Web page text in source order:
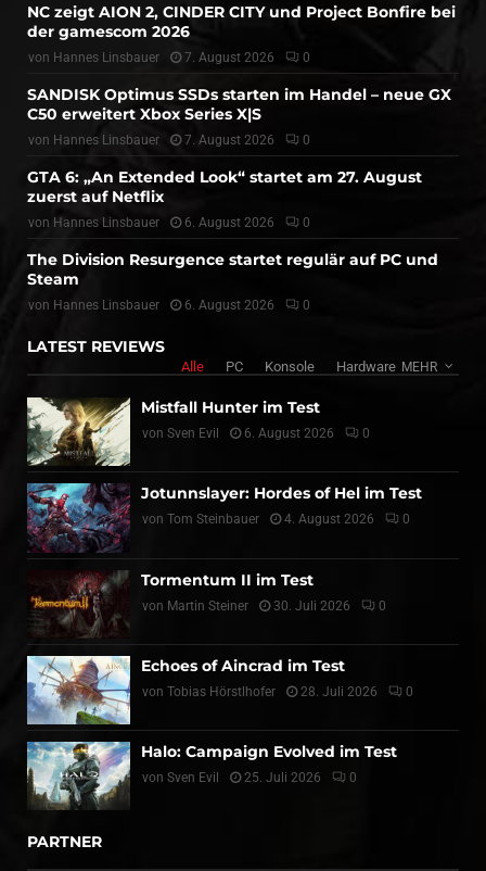
NC zeigt AION 2, CINDER CITY und Project Bonfire bei
der gamescom 2026
von Hannes Linsbauer 7. August 2026 0
SANDISK Optimus SSDs starten im Handel – neue GX
C50 erweitert Xbox Series X|S
von Hannes Linsbauer 7. August 2026 0
GTA 6: „An Extended Look“ startet am 27. August
zuerst auf Netflix
von Hannes Linsbauer 6. August 2026 0
The Division Resurgence startet regulär auf PC und
Steam
von Hannes Linsbauer 6. August 2026 0
LATEST REVIEWS
Alle PC Konsole Hardware MEHR
Mistfall Hunter im Test
von Sven Evil 6. August 2026 0
Jotunnslayer: Hordes of Hel im Test
von Tom Steinbauer 4. August 2026 0
Tormentum II im Test
von Martin Steiner 30. Juli 2026 0
Echoes of Aincrad im Test
von Tobias Hörstlhofer 28. Juli 2026 0
Halo: Campaign Evolved im Test
von Sven Evil 25. Juli 2026 0
PARTNER